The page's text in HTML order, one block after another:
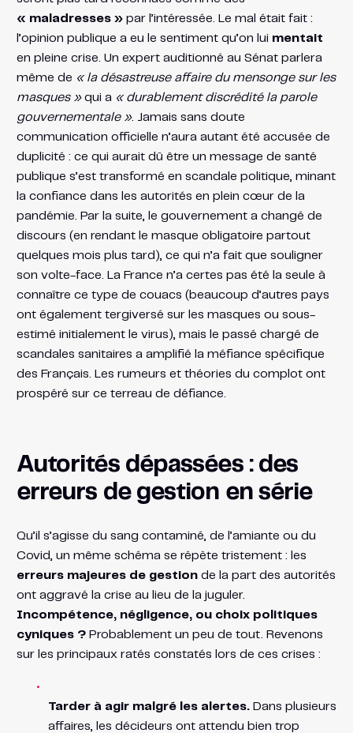
« maladresses »par l’intéressée​. Le mal était fait :
l’opinion publique a eu le sentiment qu’on lui mentait
en pleine crise. Un expert auditionné au Sénat parlera
même de « la désastreuse affaire du mensonge sur les
masques »qui a « durablement discrédité la parole
gouvernementale »​. Jamais sans doute
communication officielle n’aura autant été accusée de
duplicité : ce qui aurait dû être un message de santé
publique s’est transformé en scandale politique, minant
la confiance dans les autorités en plein cœur de la
pandémie. Par la suite, le gouvernement a changé de
discours (en rendant le masque obligatoire partout
quelques mois plus tard), ce qui n’a fait que souligner
son volte-face. La France n’a certes pas été la seule à
connaître ce type de couacs (beaucoup d’autres pays
ont également tergiversé sur les masques ou sous-
estimé initialement le virus), mais le passé chargé de
scandales sanitaires a amplifié la méfiance spécifique
des Français. Les rumeurs et théories du complot ont
prospéré sur ce terreau de défiance.
Autorités dépassées : des
erreurs de gestion en série
Qu’il s’agisse du sang contaminé, de l’amiante ou du
Covid, un même schéma se répète tristement : les
erreurs majeures de gestionde la part des autorités
ont aggravé la crise au lieu de la juguler.
Incompétence, négligence, ou choix politiques
cyniques ?Probablement un peu de tout. Revenons
sur les principaux ratés constatés lors de ces crises :
Tarder à agir malgré les alertes.Dans plusieurs
affaires, les décideurs ont attendu bien trop